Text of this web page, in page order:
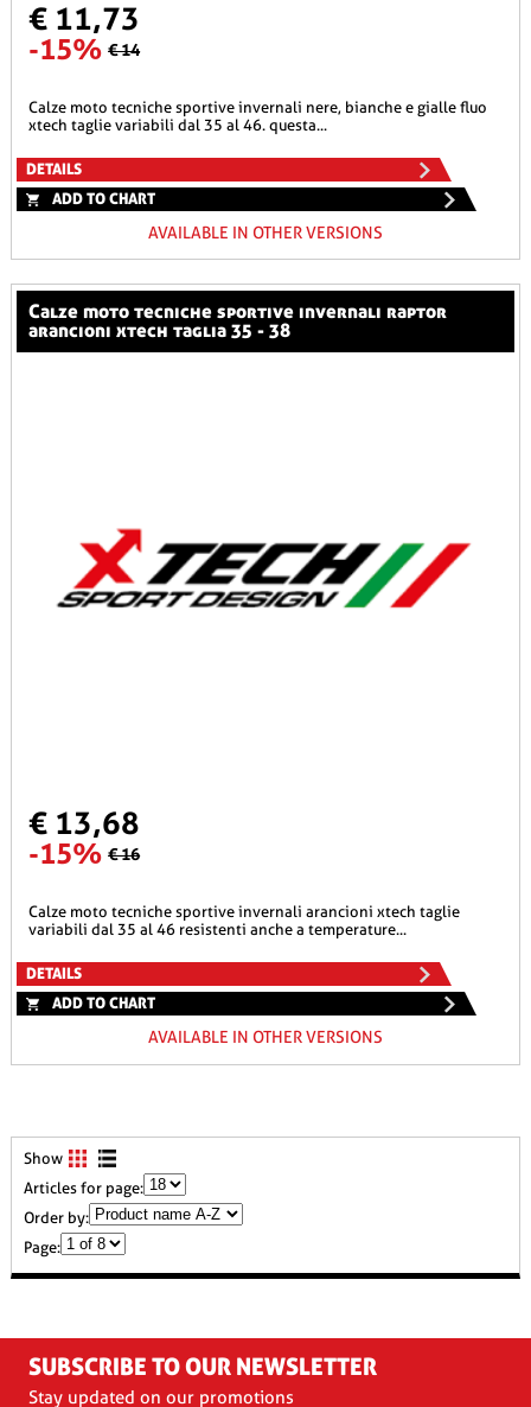
€ 11,73
-15% € 14
calze moto tecniche sportive invernali nere, bianche e gialle fluo
xtech taglie variabili dal 35 al 46. questa...
DETAILS
ADD TO CHART
AVAILABLE IN OTHER VERSIONS
calze moto tecniche sportive invernali raptor
arancioni xtech taglia 35 - 38
€ 13,68
-15% € 16
calze moto tecniche sportive invernali arancioni xtech taglie
variabili dal 35 al 46 resistenti anche a temperature...
DETAILS
ADD TO CHART
AVAILABLE IN OTHER VERSIONS
Show
Articles for page:
Order by:
Page:
SUBSCRIBE TO OUR NEWSLETTER
Stay updated on our promotions